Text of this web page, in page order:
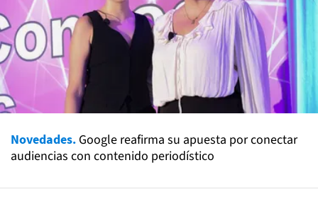
Novedades. Google reafirma su apuesta por conectar
audiencias con contenido periodístico